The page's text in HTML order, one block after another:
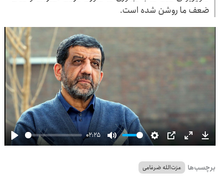
ضعف ما روشن شده است.
Play
02:25
Mute Settings
PIP Enter
برچسب‌ها عزت‌الله ضرغامی